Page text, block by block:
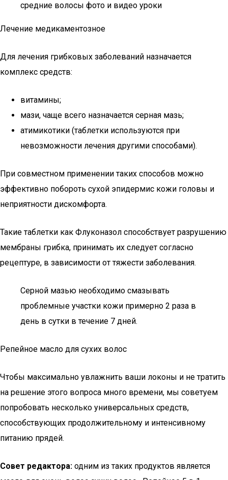
средние волосы фото и видео уроки
Лечение медикаментозное
Для лечения грибковых заболеваний назначается
комплекс средств:
витамины;
мази, чаще всего назначается серная мазь;
атимикотики (таблетки используются при
невозможности лечения другими способами).
При совместном применении таких способов можно
эффективно побороть сухой эпидермис кожи головы и
неприятности дискомфорта.
Такие таблетки как Флуконазол способствует разрушению
мембраны грибка, принимать их следует согласно
рецептуре, в зависимости от тяжести заболевания.
Серной мазью необходимо смазывать
проблемные участки кожи примерно 2 раза в
день в сутки в течение 7 дней.
Репейное масло для сухих волос
Чтобы максимально увлажнить ваши локоны и не тратить
на решение этого вопроса много времени, мы советуем
попробовать несколько универсальных средств,
способствующих продолжительному и интенсивному
питанию прядей.
Совет редактора: одним из таких продуктов является